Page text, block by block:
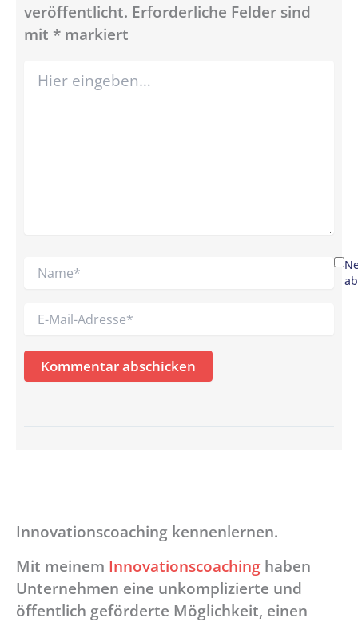
veröffentlicht. Erforderliche Felder sind
mit * markiert
eingeben…
Mail-
Innovationscoaching kennenlernen.
Mit meinem Innovationscoaching haben
Unternehmen eine unkomplizierte und
öffentlich geförderte Möglichkeit, einen